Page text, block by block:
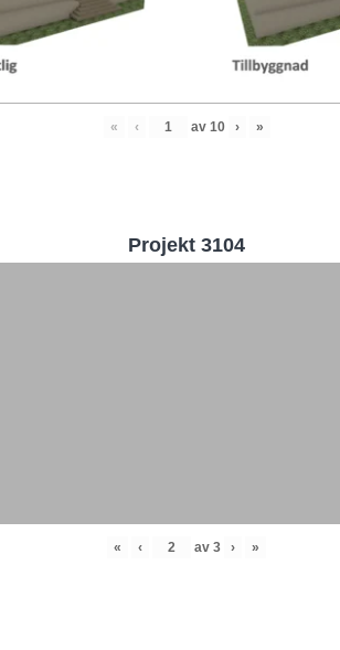
« ‹ av 10 › »
Projekt 3104
« ‹ av 3 › »